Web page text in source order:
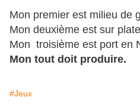
Mon premier est milieu de
Mon deuxième est sur
Mon troisième est port en
Mon tout doit produire.
#Jeux